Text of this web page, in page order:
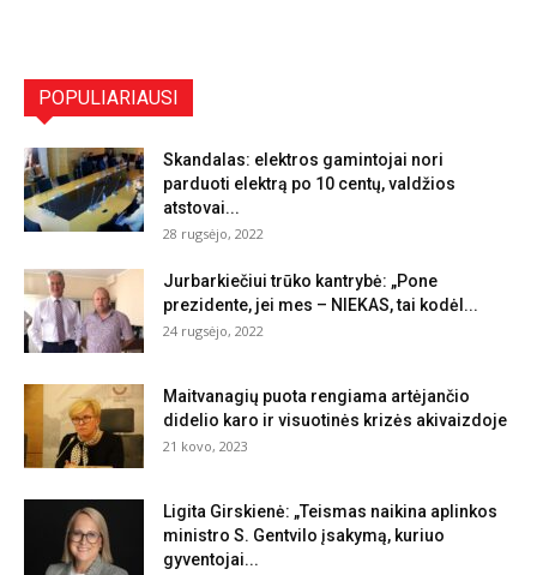
POPULIARIAUSI
Skandalas: elektros gamintojai nori
parduoti elektrą po 10 centų, valdžios
atstovai...
28 rugsėjo, 2022
Jurbarkiečiui trūko kantrybė: „Pone
prezidente, jei mes – NIEKAS, tai kodėl...
24 rugsėjo, 2022
Maitvanagių puota rengiama artėjančio
didelio karo ir visuotinės krizės akivaizdoje
21 kovo, 2023
Ligita Girskienė: „Teismas naikina aplinkos
ministro S. Gentvilo įsakymą, kuriuo
gyventojai...